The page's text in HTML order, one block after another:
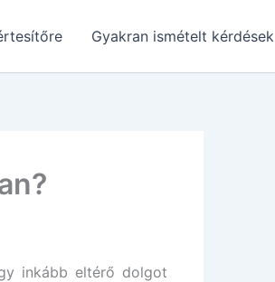
Gyakran ismételt kérdések
inkább eltérő dolgot